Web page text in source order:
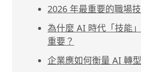
2026 年最重要的職場
為什麼 AI 時代「技能
重要？
企業應如何衡量 AI 轉